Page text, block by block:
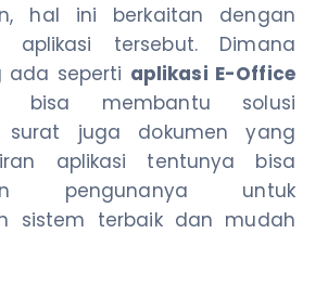
hal ini berkaitan dengan
aplikasi tersebut. Dimana
ada seperti aplikasi E-Office
membantu solusi
surat juga dokumen yang
aplikasi tentunya bisa
pengunanya untuk
sistem terbaik dan mudah